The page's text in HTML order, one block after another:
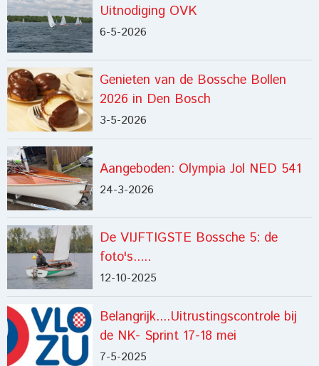
Uitnodiging OVK
6-5-2026
Genieten van de Bossche Bollen
2026 in Den Bosch
3-5-2026
Aangeboden: Olympia Jol NED 541
24-3-2026
De VIJFTIGSTE Bossche 5: de
foto's.....
12-10-2025
Belangrijk....Uitrustingscontrole bij
de NK- Sprint 17-18 mei
7-5-2025